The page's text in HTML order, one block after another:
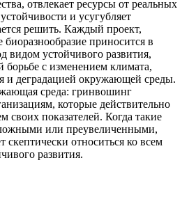
отвлекает ресурсы от реальных
и усугубляет
решить. Каждый проект,
приносится в
видом устойчивого развития,
борьбе с изменением климата,
и деградацией окружающей среды.
среда: гринвошинг
которые действительно
своих показателей. Когда такие
или преувеличенными,
скептически относиться ко всем
развития.